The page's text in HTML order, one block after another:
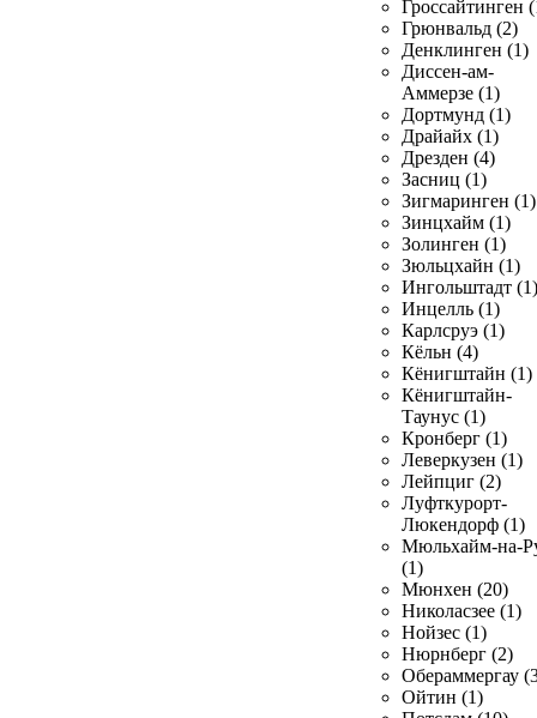
Гроссайтинген
Грюнвальд (2)
Денклинген (1)
Диссен-ам-
Аммерзе (1)
Дортмунд (1)
Драйайх (1)
Дрезден (4)
Засниц (1)
Зигмаринген (1)
Зинцхайм (1)
Золинген (1)
Зюльцхайн (1)
Ингольштадт (1)
Инцелль (1)
Карлсруэ (1)
Кёльн (4)
Кёнигштайн (1)
Кёнигштайн-
Таунус (1)
Кронберг (1)
Леверкузен (1)
Лейпциг (2)
Луфткурорт-
Люкендорф (1)
Мюльхайм-на-
(1)
Мюнхен (20)
Николасзее (1)
Нойзес (1)
Нюрнберг (2)
Обераммергау
Ойтин (1)